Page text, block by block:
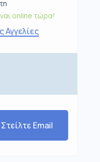
online τώρα!
Αγγελίες
Στείλτε Email